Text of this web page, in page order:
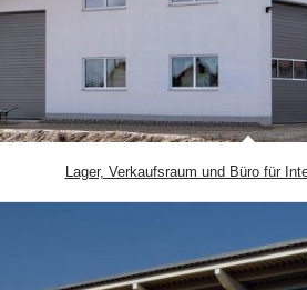
Lager, Verkaufsraum und Büro für